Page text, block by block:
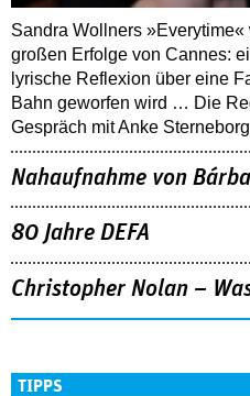
Sandra Wollners »Everytime«
großen Erfolge von Cannes:
lyrische Reflexion über eine
Bahn geworfen wird … Die
Gespräch mit Anke
Nahaufnahme von
80 Jahre DEFA
Christopher Nolan –
TIPPS